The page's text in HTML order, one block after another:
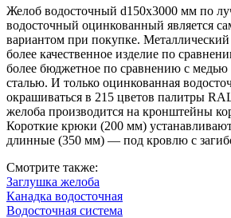
3000
мм,
покрытие
RAL
(порошок)
Желоб водосточный d150х3000 мм по
водосточный оцинкованный является
вариантом при покупке.
более качественное изделие по
более бюджетное по сравнению с
сталью. И только оцинкованная
окрашиваться в 215 цветов палитры
желоба производится на кронштейны
Короткие крюки (200 мм)
длинные (350 мм) — под кровлю с
Смотрите также:
Заглушка желоба
Канадка водосточная
Водосточная система